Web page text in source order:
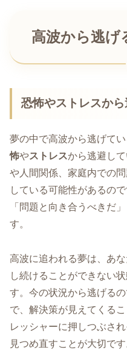
高波から逃げ
恐怖やストレスか
夢の中で高波から逃げて
怖やストレスから逃避し
や人間関係、家庭内での
している可能性があるの
「問題と向き合うべきだ
す。
高波に追われる夢は、あ
し続けることができない
す。今の状況から逃げる
で、解決策が見えてくる
レッシャーに押しつぶさ
見つめ直すことが大切です